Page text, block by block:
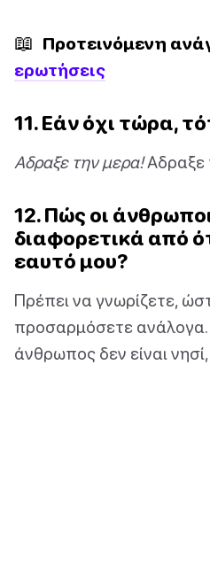
📖 Προτεινόμενη
ερωτήσεις
11. Εάν όχι τώρα,
Αδραξε την μερα!Αδραξε
12. Πώς οι
διαφορετικά από
εαυτό μου?
Πρέπει να γνωρίζετε,
προσαρμόσετε ανάλογα.
άνθρωπος δεν είναι